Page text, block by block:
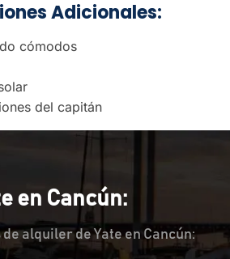
Adicionales:
cómodos
del capitán
en Cancún:
alquiler de Yate en Cancún: